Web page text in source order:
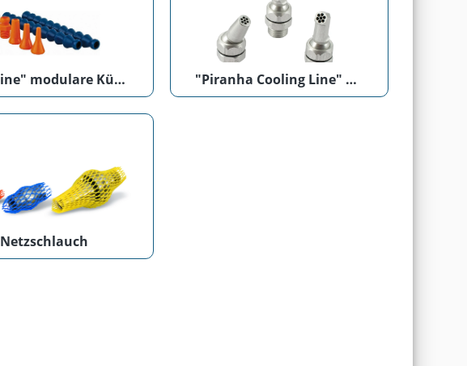
"Loc-Line" modulare Kühlmittelschläuche "Piranha Cooling Line" Hochdruckkühlmittelschläuche
Netzschlauch